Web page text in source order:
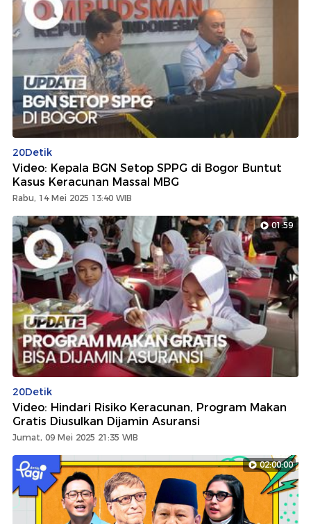
20Detik
Video: Kepala BGN Setop SPPG di Bogor Buntut
Kasus Keracunan Massal MBG
Rabu, 14 Mei 2025 13:40 WIB
01:59
20Detik
Video: Hindari Risiko Keracunan, Program Makan
Gratis Diusulkan Dijamin Asuransi
Jumat, 09 Mei 2025 21:35 WIB
02:00:00